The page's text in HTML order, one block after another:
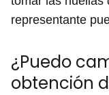
representante
¿Puedo
obtención